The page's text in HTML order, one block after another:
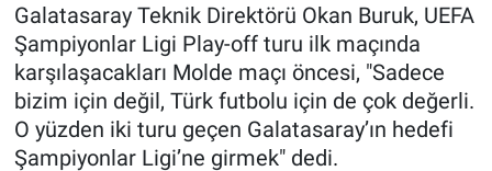
Galatasaray Teknik Direktörü Okan Buruk, UEFA
Şampiyonlar Ligi Play-off turu ilk maçında
karşılaşacakları Molde maçı öncesi, "Sadece
bizim için değil, Türk futbolu için de çok değerli.
O yüzden iki turu geçen Galatasaray’ın hedefi
Şampiyonlar Ligi’ne girmek" dedi.